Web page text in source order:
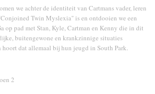
we achter de identiteit van Cartmans vader, leren
Twin Myslexia" is en ontdooien we een
op pad met Stan, Kyle, Cartman en Kenny die in dit
buitengewone en krankzinnige situaties
hoort dat allemaal bij hun jeugd in South Park.
2